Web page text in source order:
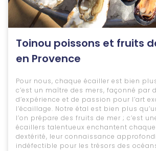
Toinou poissons et fruits
en Provence
Pour nous, chaque écailler est bien
c’est un maître des mers, façonné par
d’expérience et de passion pour l’art
l’écaillage. Notre étal est bien plus
l’on prépare des fruits de mer ; c’est
écaillers talentueux enchantent
dextérité, leur connaissance
indéfectible pour les trésors des